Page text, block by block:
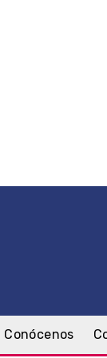
Conócenos